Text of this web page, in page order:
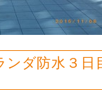
ンダ防水３